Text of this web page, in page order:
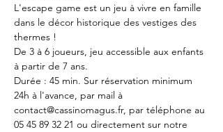
L'escape game est un jeu à vivre en famille
dans le décor historique des vestiges des
thermes !
De 3 à 6 joueurs, jeu accessible aux enfants
à partir de 7 ans.
Durée : 45 min. Sur réservation minimum
24h à l'avance, par mail à
contact@cassinomagus.fr, par téléphone au
05 45 89 32 21 ou directement sur notre